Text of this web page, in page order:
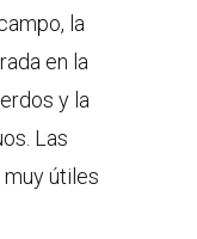
la
en la
y la
Las
útiles